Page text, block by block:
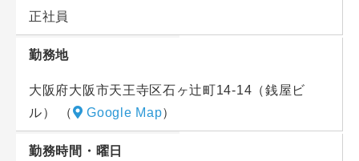
16:00…教室準備
準備・清掃チェック）
授業のチェックや保護者への連絡、入塾の営業電話を
行います。
19:00…授業終了・次の授業開始
授業が始まる前には備品の準備や座席表の確認など、
生徒が気持ちよく受講できるような環境を整えるのも
重要な役割です。
生徒がしっかり授業を受けているか、講師の声量は適
切か・不適切な発言はないかなど、安全管理の業務を
行います。
正社員
勤務地
大阪府大阪市天王寺区石ヶ辻町14-14（銭屋ビ
ル）
（ Google Map）
勤務時間・曜日